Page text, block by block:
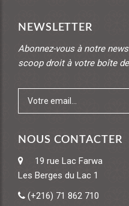
NEWSLETTER
Abonnez-vous à notre
scoop droit à votre boîte
NOUS CONTACTER
19 rue Lac Farwa
Les Berges du Lac 1
(+216) 71 862 710